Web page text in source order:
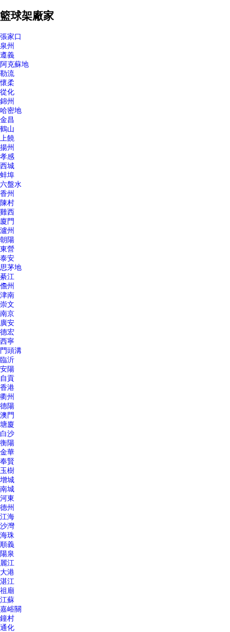
籃球架廠家
張家口
泉州
遵義
阿克蘇地
勒流
懷柔
從化
錦州
哈密地
金昌
鶴山
上饒
揚州
孝感
西城
蚌埠
六盤水
香州
陳村
雞西
廈門
瀘州
朝陽
東營
泰安
思茅地
綦江
儋州
津南
崇文
南京
廣安
德宏
西寧
門頭溝
臨沂
安陽
自貢
香港
衢州
德陽
澳門
塘廈
白沙
衡陽
金華
奉賢
玉樹
增城
南城
河東
德州
江海
沙灣
海珠
順義
陽泉
麗江
大港
湛江
祖廟
江蘇
嘉峪關
鐘村
通化